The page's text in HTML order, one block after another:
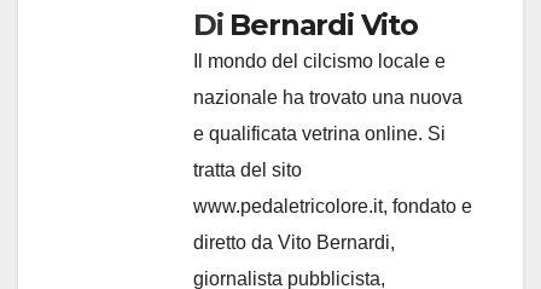
Di Bernardi Vito
Il mondo del cilcismo locale e
nazionale ha trovato una nuova
e qualificata vetrina online. Si
tratta del sito
www.pedaletricolore.it, fondato e
diretto da Vito Bernardi,
giornalista pubblicista,